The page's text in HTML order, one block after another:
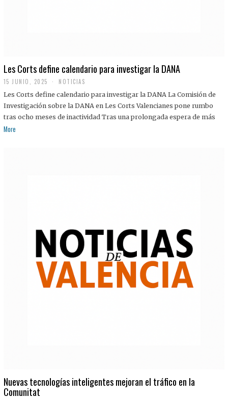
Les Corts define calendario para investigar la DANA
15 JUNIO, 2025 NOTICIAS
Les Corts define calendario para investigar la DANA La Comisión de
Investigación sobre la DANA en Les Corts Valencianes pone rumbo
tras ocho meses de inactividad Tras una prolongada espera de más
More
Nuevas tecnologías inteligentes mejoran el tráfico en la
Comunitat